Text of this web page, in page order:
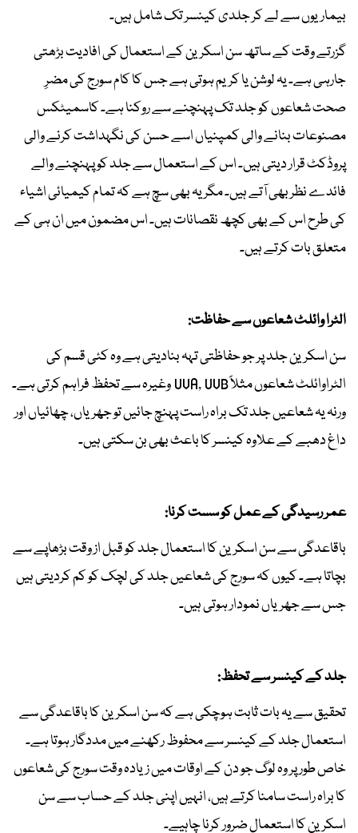
بیماریوں سے لے کر جلدی کینسر تک شامل ہیں۔
گزرتے وقت کے ساتھ سن اسکرین کے استعمال کی افادیت بڑھتی
جارہی ہے۔ یہ لوشن یا کریم ہوتی ہے جس کا کام سورج کی مضرِ
صحت شعاعوں کو جلد تک پہنچنے سے روکنا ہے۔ کاسمیٹکس
مصنوعات بنانے والی کمپنیاں اسے حسن کی نگہداشت کرنے والی
پروڈکٹ قرار دیتی ہیں۔ اس کے استعمال سے جلد کو پہنچنے والے
فائدے نظر بھی آتے ہیں۔ مگر یہ بھی سچ ہے کہ تمام کیمیائی اشیاء
کی طرح اس کے بھی کچھ نقصانات ہیں۔ اس مضمون میں ان ہی کے
متعلق بات کرتے ہیں۔
الٹرا وائلٹ شعاعوں سے حفاظت:
سن اسکرین جلد پر جو حفاظتی تہہ بنادیتی ہے وہ کئی قسم کی
الٹراوائلٹ شعاعوں مثلاً UVA, UVB وغیرہ سے تحفظ فراہم کرتی ہے۔
ورنہ یہ شعاعیں جلد تک براہ راست پہنچ جائیں تو جھریاں، چھائیاں اور
داغ دھبے کے علاوہ کینسر کا باعث بھی بن سکتی ہیں۔
عمر رسیدگی کے عمل کو سست کرنا:
باقاعدگی سے سن اسکرین کا استعمال جلد کو قبل از وقت بڑھاپے سے
بچاتا ہے۔ کیوں کہ سورج کی شعاعیں جلد کی لچک کو کم کردیتی ہیں
جس سے جھریاں نمودار ہوتی ہیں۔
جلد کے کینسر سے تحفظ:
تحقیق سے یہ بات ثابت ہوچکی ہے کہ سن اسکرین کا باقاعدگی سے
استعمال جلد کے کینسر سے محفوظ رکھنے میں مددگار ہوتا ہے۔
خاص طور پر وہ لوگ جو دن کے اوقات میں زیادہ وقت سورج کی شعاعوں
کا براہ راست سامنا کرتے ہیں، انہیں اپنی جلد کے حساب سے سن
اسکرین کا استعمال ضرور کرنا چاہیے۔